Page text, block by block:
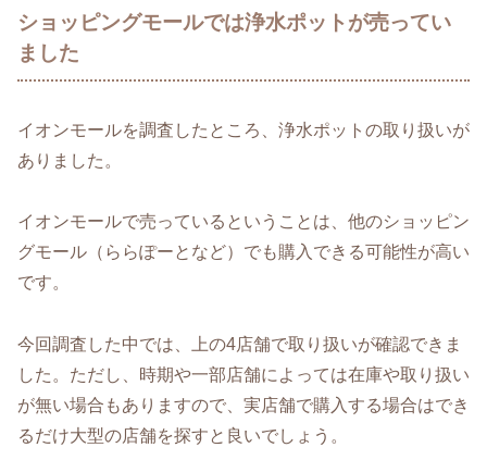
ショッピングモールでは浄水ポットが売ってい
ました
イオンモールを調査したところ、浄水ポットの取り扱いが
ありました。
イオンモールで売っているということは、他のショッピン
グモール（ららぽーとなど）でも購入できる可能性が高い
です。
今回調査した中では、上の4店舗で取り扱いが確認できま
した。ただし、時期や一部店舗によっては在庫や取り扱い
が無い場合もありますので、実店舗で購入する場合はでき
るだけ大型の店舗を探すと良いでしょう。